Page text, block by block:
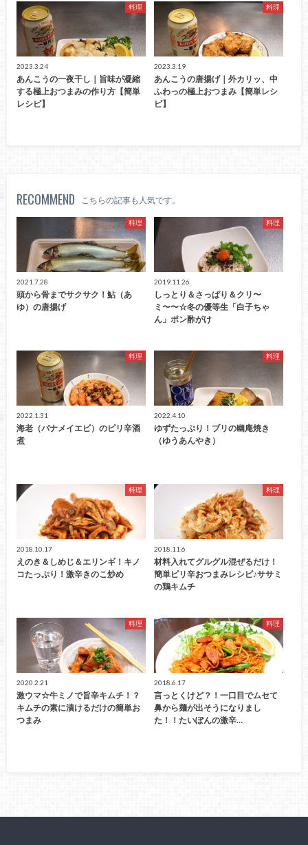
料理
2023.3.24
あんこうの一夜干し｜旨味が凝縮
する極上おつまみの作り方【簡単
レシピ】
料理
2023.3.19
あんこうの唐揚げ｜外カリッ、中
ふわっの極上おつまみ【簡単レシ
ピ】
RECOMMEND こちらの記事も人気です。
料理
2021.7.28
頭から骨までサクサク！鮎（あ
ゆ）の唐揚げ
料理
2019.11.26
しっとり＆さっぱり＆クリ〜
ミ〜〜☆冬の優等生「白子ちゃ
ん」ポン酢がけ
料理
2022.1.31
海老（バナメイエビ）のピリ辛酒
煮
料理
2022.4.10
ゆずたっぷり！ブリの幽庵焼き
（ゆうあんやき）
料理
2018.10.17
えのき＆しめじ＆エリンギ！キノ
コたっぷり！激辛きのこ炒め
料理
2018.11.6
材料入れてグルグル混ぜるだけ！
簡単ピリ辛おつまみレシピ♪ササミ
の鶏キムチ
料理
2020.2.21
激ウマ☆牛ミノで旨辛キムチ！？
キムチの素に漬けるだけの簡単お
つまみ
料理
2018.6.17
言っとくけど？！一口目でムセて
鼻から麺が出そうになりまし
た！！たいぽんの激辛…